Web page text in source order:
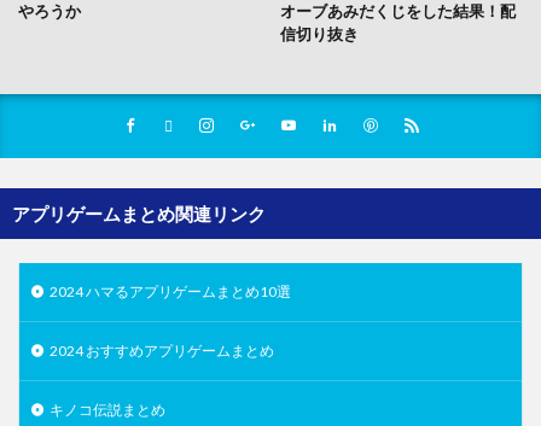
やろうか
オーブあみだくじをした結果！配
信切り抜き
アプリゲームまとめ関連リンク
2024 ハマるアプリゲームまとめ10選
2024 おすすめアプリゲームまとめ
キノコ伝説まとめ